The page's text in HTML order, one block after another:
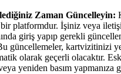
Zaman Güncelleyin:
platformdur. İşiniz veya
giriş yapıp gerekli
güncellemeler, kartvizitinizi
olarak geçerli olacaktır.
yeniden basım yapmanıza